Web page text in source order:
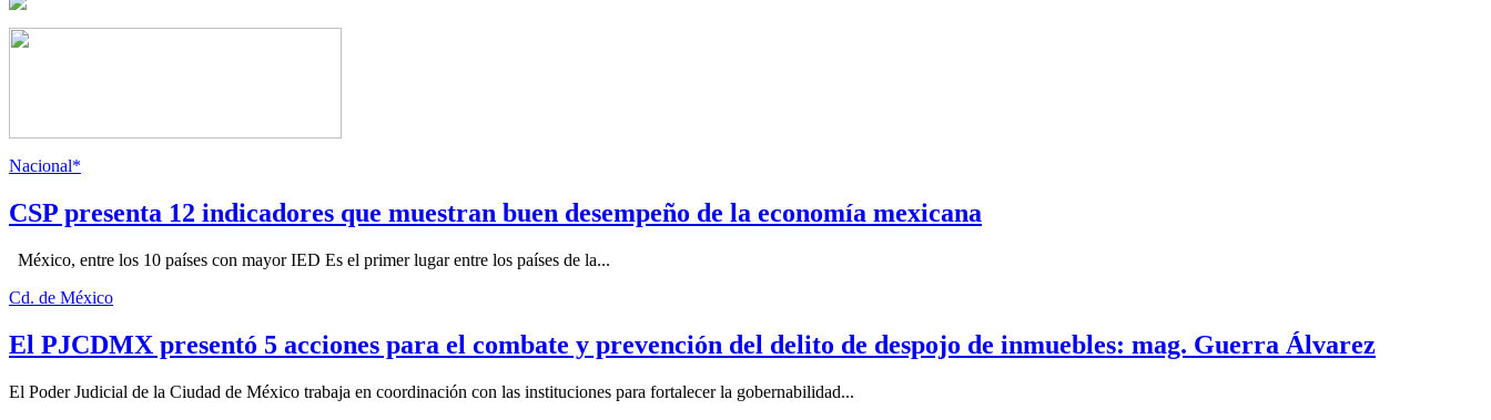
Nacional*
CSP presenta 12 indicadores que muestran buen desempeño de la economía mexicana
México, entre los 10 países con mayor IED Es el primer lugar entre los países de la...
Cd. de México
El PJCDMX presentó 5 acciones para el combate y prevención del delito de despojo de inmuebles: mag. Guerra Álvarez
El Poder Judicial de la Ciudad de México trabaja en coordinación con las instituciones para fortalecer la gobernabilidad...